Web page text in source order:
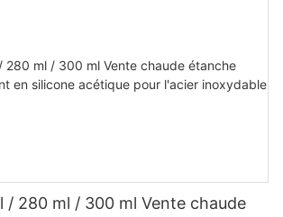
/ 280 ml / 300 ml Vente chaude